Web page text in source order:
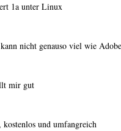
1a unter Linux
nicht genauso viel wie
mir gut
und umfangreich